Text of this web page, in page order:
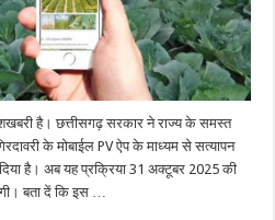
तारीख
बढ़ी,
अब
इस
दिन
तक
कर
अपडेट
है। छत्तीसगढ़ सरकार ने राज्य के समस्त
के मोबाईल PV ऐप के माध्यम से सत्यापन
है। अब यह प्रक्रिया 31 अक्टूबर 2025 की
बता दें कि इस …